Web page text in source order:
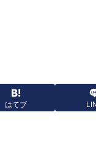
はてブ